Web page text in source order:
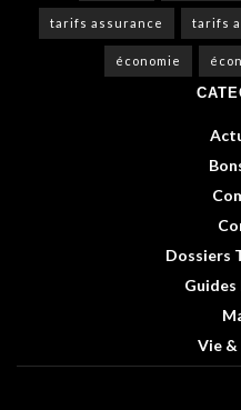
tarifs assurance tarifs
économie
Dossiers
Vie &